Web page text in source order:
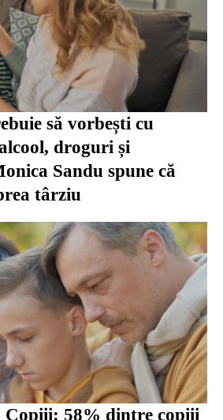
să vorbești cu
droguri și
Sandu spune că
târziu
Copiii: 58% dintre copiii